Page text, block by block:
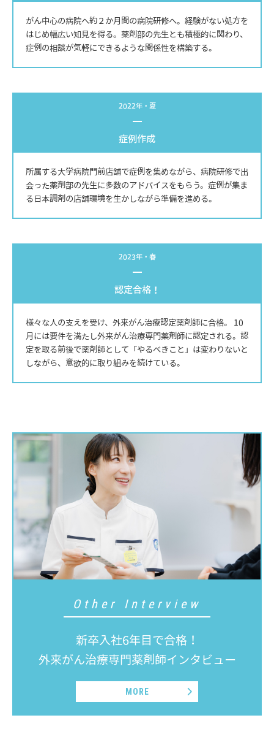
がん中心の病院へ約２か月間の病院研修へ。経験がない処方を
はじめ幅広い知見を得る。薬剤部の先生とも積極的に関わり、
症例の相談が気軽にできるような関係性を構築する。
2022年・夏
症例作成
所属する大学病院門前店舗で症例を集めながら、病院研修で出
会った薬剤部の先生に多数のアドバイスをもらう。症例が集ま
る日本調剤の店舗環境を生かしながら準備を進める。
2023年・春
認定合格！
様々な人の支えを受け、外来がん治療認定薬剤師に合格。 10
月には要件を満たし外来がん治療専門薬剤師に認定される。認
定を取る前後で薬剤師として「やるべきこと」は変わりないと
しながら、意欲的に取り組みを続けている。
Other Interview
新卒入社6年目で合格！
外来がん治療専門薬剤師インタビュー
MORE